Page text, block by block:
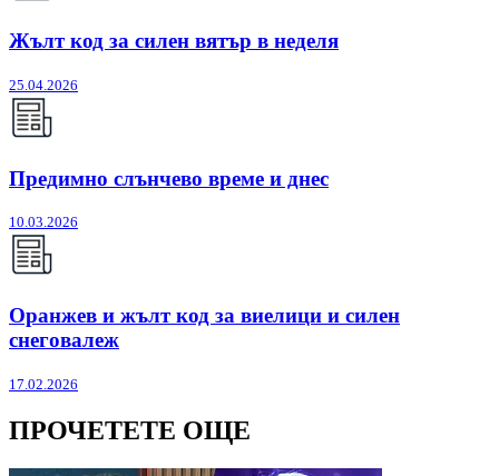
Жълт код за силен вятър в неделя
25.04.2026
Предимно слънчево време и днес
10.03.2026
Оранжев и жълт код за виелици и силен
снеговалеж
17.02.2026
ПРОЧЕТЕТЕ ОЩЕ